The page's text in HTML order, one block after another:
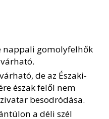
nappali gomolyfelhők
de az Északi-
észak felől nem
besodródása.
a déli szél